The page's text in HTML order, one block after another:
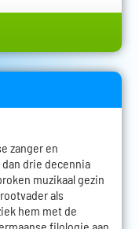
zanger en
drie decennia
muzikaal gezin
als
hem met de